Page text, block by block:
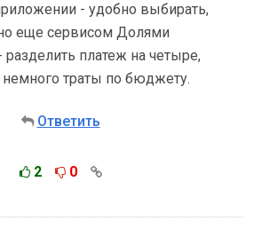
- удобно выбирать,
еще сервисом Долями
разделить платеж на четыре,
немного траты по бюджету.
Ответить
2 0